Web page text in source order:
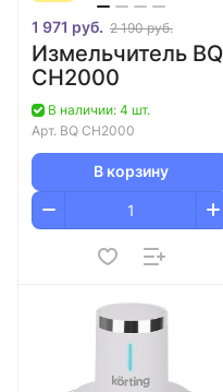
1 971 руб. 2 190 руб.
Измельчитель BQ
CH2000
В наличии: 4 шт.
Арт. BQ CH2000
В корзину